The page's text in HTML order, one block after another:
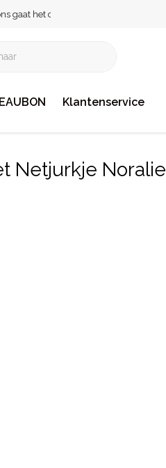
gaat het om jou!
Klantenservice
Netjurkje Noralie